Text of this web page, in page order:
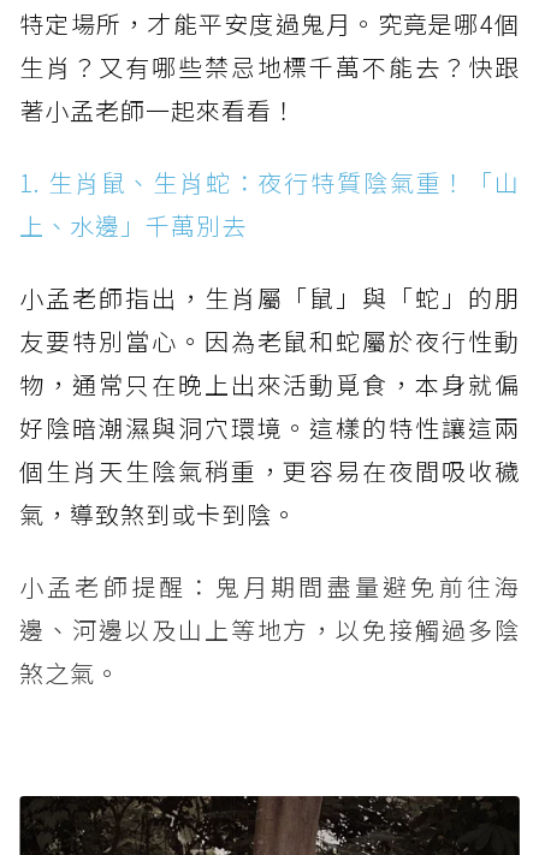
特定場所，才能平安度過鬼月。究竟是哪4個
生肖？又有哪些禁忌地標千萬不能去？快跟
著小孟老師一起來看看！
1. 生肖鼠、生肖蛇：夜行特質陰氣重！「山
上、水邊」千萬別去
小孟老師指出，生肖屬「鼠」與「蛇」的朋
友要特別當心。因為老鼠和蛇屬於夜行性動
物，通常只在晚上出來活動覓食，本身就偏
好陰暗潮濕與洞穴環境。這樣的特性讓這兩
個生肖天生陰氣稍重，更容易在夜間吸收穢
氣，導致煞到或卡到陰。
小孟老師提醒：鬼月期間盡量避免前往海
邊、河邊以及山上等地方，以免接觸過多陰
煞之氣。